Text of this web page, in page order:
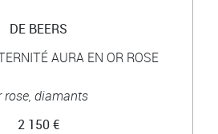
DE BEERS
AURA EN OR ROSE
rose, diamants
2 150 €